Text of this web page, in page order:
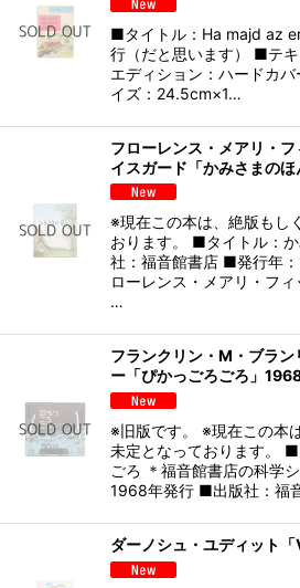
■タイトル：Ha majd az
行（だと思います） ■テ
エディション：ハードカ
イズ：24.5cm×1…
フローレンス・メアリ・
イスガード「かみさまの
※現在この本は、絶版もし
おります。 ■タイトル：
社：福音館書店 ■発行年
ローレンス・メアリ・フ
…
フランクリン・M・ブラン
ー「ぴかっごろごろ」
※旧版です。 ※現在この本
未定となっております。
ごろ ＊福音館書店の科学
1968年発行 ■出版社：福
ダーノシュ・ユディット